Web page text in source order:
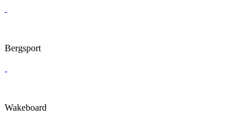
Bergsport
Wakeboard